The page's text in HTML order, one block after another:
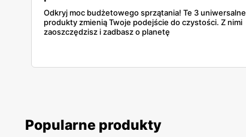
Odkryj moc budżetowego sprzątania! Te 3 uniwersalne
produkty zmienią Twoje podejście do czystości. Z nimi
zaoszczędzisz i zadbasz o planetę
Popularne produkty